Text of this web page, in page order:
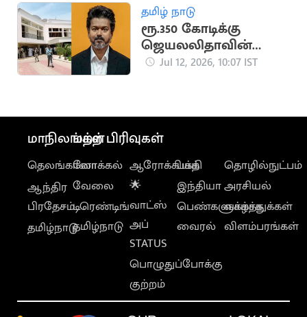
தமிழ் நாடு
ரூ.350 கோடிக்கு
ஜெயலலிதாவின்
இல்லத்தை வாங்கும்
Jul 12, 2026, 10:07 IST
மாநிலங்கள்
தெலங்கானா
ஆந்திர
பிரதேசம்
தமிழ்நாடு
மற்ற பிரிவுகள்
லோக்கல்
வேலை
டிரெண்டிங்
தமிழ்நாடு
ஆரோக்கியம்
🌟
வாட்ஸ்
அப்
STATUS
பொழுதுப்போக்கு
குற்றம்
பக்தி
இந்தியா
பெண்களுக்காக
வைரல்
தொழில்நுட்பம்
அரசியல்
வாழ்த்துக்கள்
விளம்பரங்கள்